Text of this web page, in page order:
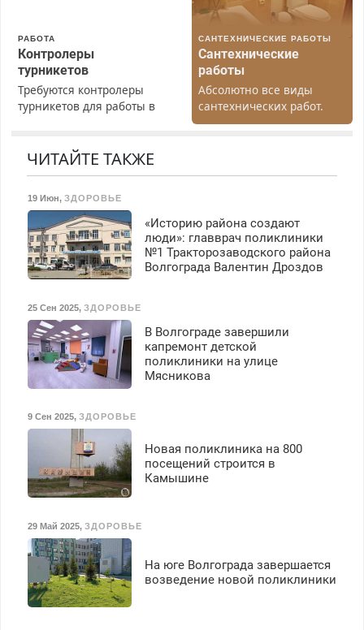
РАБОТА
Контролеры
турникетов
Требуются контролеры
турникетов для работы в
Прием по ТК РФ. График
З/п – до 96000 рублей до
вычета налогов.
Ежемесячно
выплачивается денежная
премия. Возможно
бесплатное обучение,
работа инспектором по
транспортной
безопасности с з/п до
125000 руб.
САНТЕХНИЧЕСКИЕ РАБОТЫ
Сантехнические
работы
Абсолютно все виды
сантехнических работ.
Быстро. Качественно.
ЧИТАЙТЕ ТАКЖЕ
19 Июн, ЗДОРОВЬЕ
«Историю района создают
люди»: главврач поликлиники
№1 Тракторозаводского района
Волгограда Валентин Дроздов
25 Сен 2025, ЗДОРОВЬЕ
В Волгограде завершили
капремонт детской
поликлиники на улице
Мясникова
9 Сен 2025, ЗДОРОВЬЕ
Новая поликлиника на 800
посещений строится в
Камышине
29 Май 2025, ЗДОРОВЬЕ
На юге Волгограда завершается
возведение новой поликлиники